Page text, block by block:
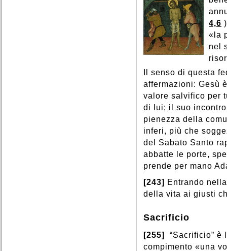
4,6
«la
nel
Il senso di questa
affermazioni: Gesù
valore salvifico per
di lui; il suo
pienezza della
inferi, più che
del Sabato Santo
abbatte le porte,
prende per mano
[243] Entrando
della vita ai giusti
Sacrificio
[255]
“Sacrificio” è
compimento «una